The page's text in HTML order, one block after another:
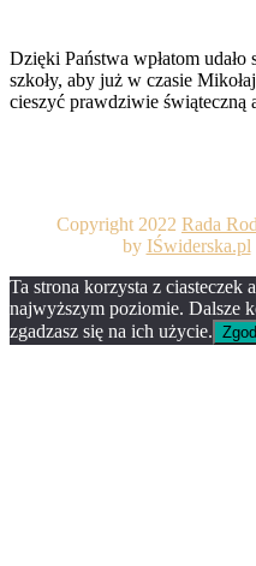
Dzięki Państwa wpłatom
szkoły, aby już w czasie
cieszyć prawdziwie świąteczną
Copyright 2022 Rada
by IŚwiderska.pl
Ta strona korzysta z ciasteczek
najwyższym poziomie. Dalsze
zgadzasz się na ich użycie.